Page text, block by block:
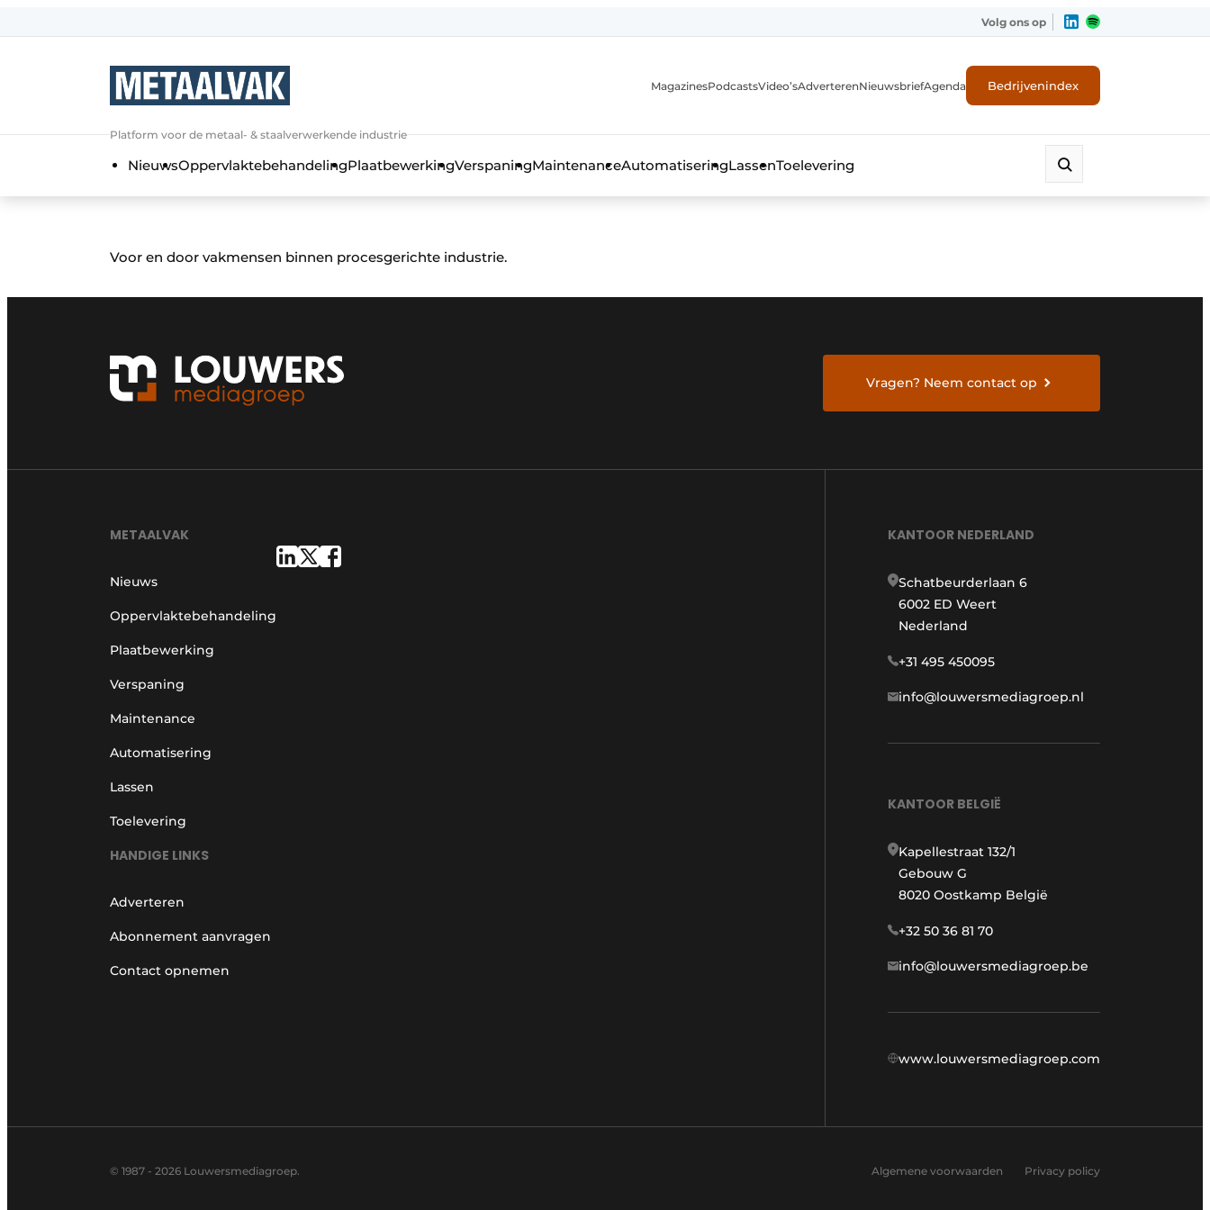
Algemene voorwaarden
Direct contact
Meest gelezen
Podcasts
Privacy / Cookie statement
Volg ons op
Platform voor de metaal- & staalverwerkende industrie
MagazinesPodcastsVideo’sAdverterenNieuwsbriefAgenda Bedrijvenindex
NieuwsOppervlaktebehandelingPlaatbewerkingVerspaningMaintenanceAutomatiseringLassenToelevering
Voor en door vakmensen binnen procesgerichte industrie.
Vragen? Neem contact op
METAALVAK
Nieuws
Oppervlaktebehandeling
Plaatbewerking
Verspaning
Maintenance
Automatisering
Lassen
Toelevering
HANDIGE LINKS
Adverteren
Abonnement aanvragen
Contact opnemen
KANTOOR NEDERLAND
Schatbeurderlaan 6
6002 ED Weert
Nederland
+31 495 450095
info@louwersmediagroep.nl
KANTOOR BELGIË
Kapellestraat 132/1
Gebouw G
8020 Oostkamp België
+32 50 36 81 70
info@louwersmediagroep.be
www.louwersmediagroep.com
© 1987 - 2026 Louwersmediagroep. Algemene voorwaarden Privacy policy